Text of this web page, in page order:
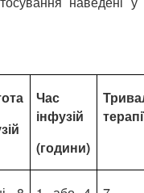
Час
інфузій
(години)